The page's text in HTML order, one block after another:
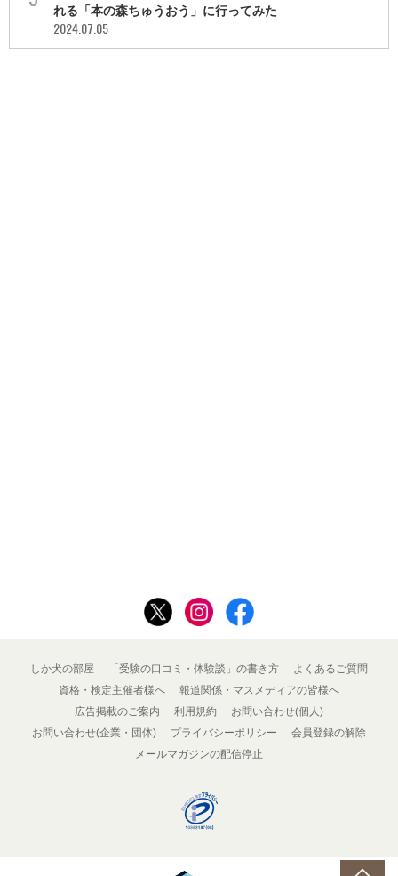
れる「本の森ちゅうおう」に行ってみた
2024.07.05
しか犬の部屋 「受験の口コミ・体験談」の書き方
よくあるご質問
資格・検定主催者様へ
報道関係・マスメディアの皆様へ
広告掲載のご案内
利用規約
お問い合わせ(個人)
お問い合わせ(企業・団体)
プライバシーポリシー
会員登録の解除
メールマガジンの配信停止